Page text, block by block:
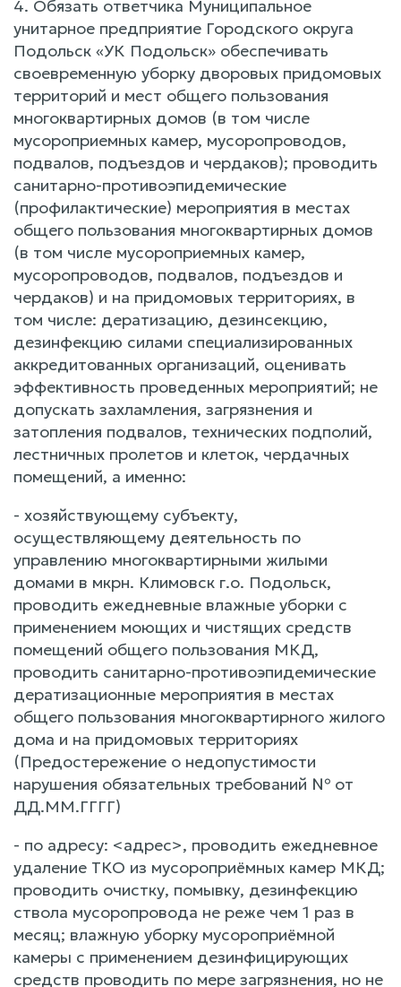
4. Обязать ответчика Муниципальное
унитарное предприятие Городского округа
Подольск «УК Подольск» обеспечивать
своевременную уборку дворовых придомовых
территорий и мест общего пользования
многоквартирных домов (в том числе
мусороприемных камер, мусоропроводов,
подвалов, подъездов и чердаков); проводить
санитарно-противоэпидемические
(профилактические) мероприятия в местах
общего пользования многоквартирных домов
(в том числе мусороприемных камер,
мусоропроводов, подвалов, подъездов и
чердаков) и на придомовых территориях, в
том числе: дератизацию, дезинсекцию,
дезинфекцию силами специализированных
аккредитованных организаций, оценивать
эффективность проведенных мероприятий; не
допускать захламления, загрязнения и
затопления подвалов, технических подполий,
лестничных пролетов и клеток, чердачных
помещений, а именно:
- хозяйствующему субъекту,
осуществляющему деятельность по
управлению многоквартирными жилыми
домами в мкрн. Климовск г.о. Подольск,
проводить ежедневные влажные уборки с
применением моющих и чистящих средств
помещений общего пользования МКД,
проводить санитарно-противоэпидемические
дератизационные мероприятия в местах
общего пользования многоквартирного жилого
дома и на придомовых территориях
(Предостережение о недопустимости
нарушения обязательных требований № от
ДД.ММ.ГГГГ)
- по адресу: <адрес>, проводить ежедневное
удаление ТКО из мусороприёмных камер МКД;
проводить очистку, помывку, дезинфекцию
ствола мусоропровода не реже чем 1 раз в
месяц; влажную уборку мусороприёмной
камеры с применением дезинфицирующих
средств проводить по мере загрязнения, но не